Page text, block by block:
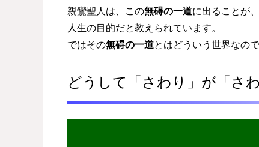
親鸞聖人は、この無碍の一道に出ることが、
人生の目的だと教えられています。
ではその無碍の一道とはどういう世界なの
どうして「さわり」が「さ